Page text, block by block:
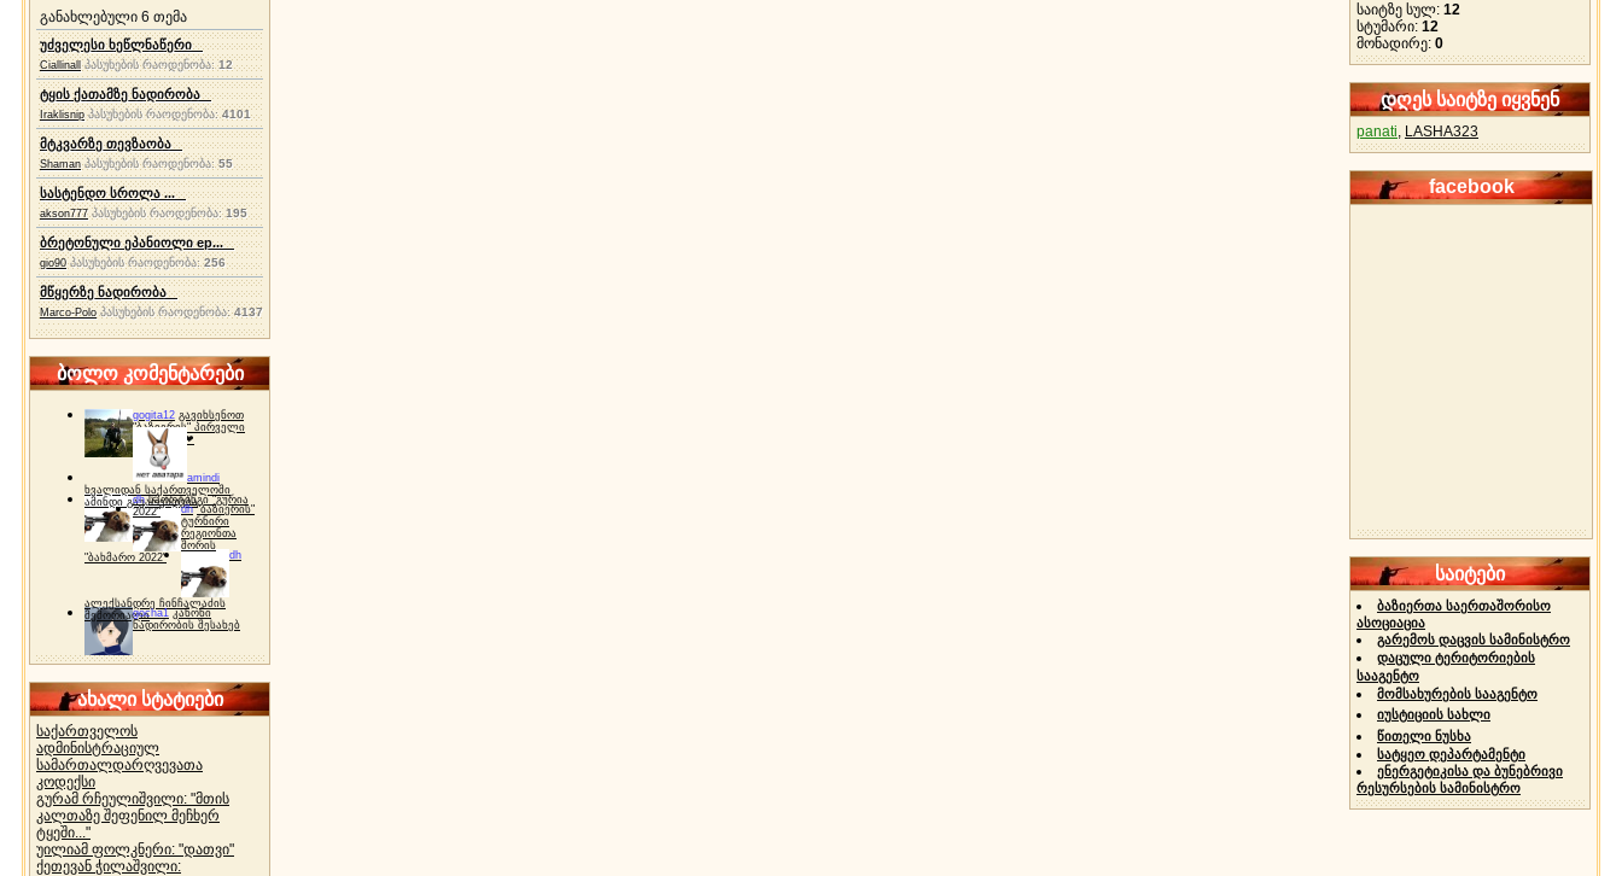
განახლებული 6 თემა
უძველესი ხეწლნაწერი
Ciallinall პასუხების რაოდენობა:12
ტყის ქათამზე ნადირობა
Iraklisnip პასუხების რაოდენობა: 4101
მტკვარზე თევზაობა
Shaman პასუხების რაოდენობა:55
სასტენდო სროლა ...
akson777 პასუხების რაოდენობა:195
ბრეტონული ეპანიოლი ep...
gio90 პასუხების რაოდენობა:256
მწყერზე ნადირობა
Marco-Polo პასუხების რაოდენობა:4137
ბოლო კომენტარები
gogita12 გავიხსენოთ
"ბაზიერის" პირველი
ტურნირი ❤
amindi
ხვალიდან საქართველოში
ამინდი გაუარესდება
dh სპორტინგი "გურია
2022"
dh "ბაზიერის"
ტურნირი
რეგიონთა
შორის
"ბახმარო 2022"
dh
ალექსანდრე ჩინჩალაძის
მემორიალიgocha1 კანონი
ნადირობის შესახებ
ახალი სტატიები
საქართველოს
ადმინისტრაციულ
სამართალდარღვევათა
კოდექსი
გურამ რჩეულიშვილი: "მთის
კალთაზე შეფენილ მეჩხერ
ტყეში..."
უილიამ ფოლკნერი: "დათვი"
ქეთევან ჭილაშვილი:
საიტზე სულ: 12
სტუმარი: 12
მონადირე: 0
დღეს საიტზე იყვნენ
panati, LASHA323
facebook
საიტები
ბაზიერთა საერთაშორისო
ასოციაცია
გარემოს დაცვის სამინისტრო
დაცული ტერიტორიების
სააგენტო
მომსახურების სააგენტო
იუსტიციის სახლი
წითელი ნუსხა
სატყეო დეპარტამენტი
ენერგეტიკისა და ბუნებრივი
რესურსების სამინისტრო